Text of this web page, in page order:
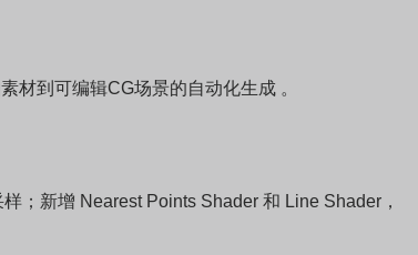
材到可编辑CG场景的自动化生成 。
；新增 Nearest Points Shader 和 Line Shader，